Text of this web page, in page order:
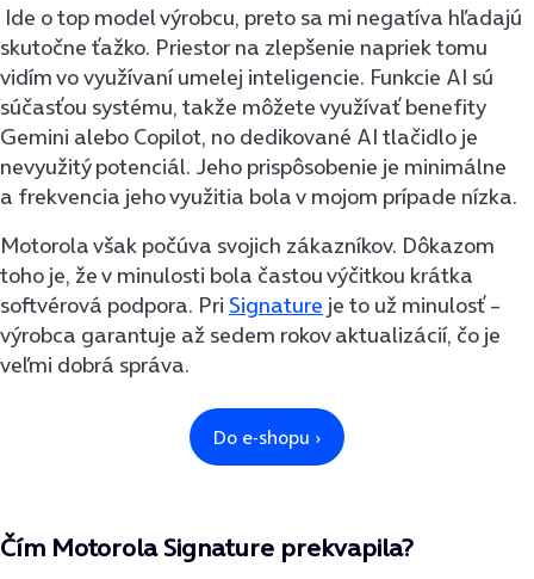
Ide o top model výrobcu, preto sa mi negatíva hľadajú
skutočne ťažko. Priestor na zlepšenie napriek tomu
vidím vo využívaní umelej inteligencie. Funkcie AI sú
súčasťou systému, takže môžete využívať benefity
Gemini alebo Copilot, no dedikované AI tlačidlo je
nevyužitý potenciál. Jeho prispôsobenie je minimálne
a frekvencia jeho využitia bola v mojom prípade nízka.
Motorola však počúva svojich zákazníkov. Dôkazom
toho je, že v minulosti bola častou výčitkou krátka
softvérová podpora. Pri Signature je to už minulosť –
výrobca garantuje až sedem rokov aktualizácií, čo je
veľmi dobrá správa.
Čím Motorola Signature prekvapila?